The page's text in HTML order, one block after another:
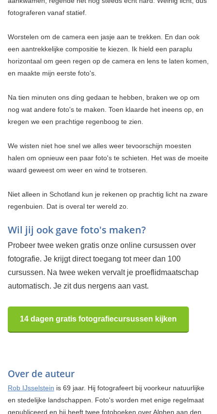
fotograferen vanaf statief.
Worstelen om de camera een jasje aan te trekken. En dan ook
een aantrekkelijke compositie te kiezen. Ik hield een paraplu
horizontaal om geen regen op de camera en lens te laten komen,
en maakte mijn eerste foto's.
Na tien minuten ons ding gedaan te hebben, braken we op om
nog wat andere foto's te maken. Toen klaarde het ineens op, en
kregen we een prachtige regenboog te zien.
We wisten niet hoe snel we alles weer tevoorschijn moesten
halen om opnieuw een paar foto's te schieten. Het was de moeite
waard geweest om weer en wind te trotseren.
Niet alleen in Schotland kun je rekenen op prachtig licht na zware
regenbuien. Dat is overal ter wereld zo.
Wil jij ook gave foto's maken?
Probeer twee weken gratis onze online cursussen over
fotografie. Je krijgt direct toegang tot meer dan 100
cursussen. Na twee weken vervalt je proeflidmaatschap
automatisch. Je zit dus nergens aan vast.
14 dagen gratis fotografiecursussen kijken
Over de auteur
Rob IJsselstein is 69 jaar. Hij fotografeert bij voorkeur natuurlijke
en stedelijke landschappen. Foto's worden met enige regelmaat
gepubliceerd en hij heeft twee fotoboeken over Alphen aan den